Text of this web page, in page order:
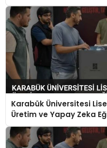
Karabük Üniversitesi
Üretim ve Yapay Zeka